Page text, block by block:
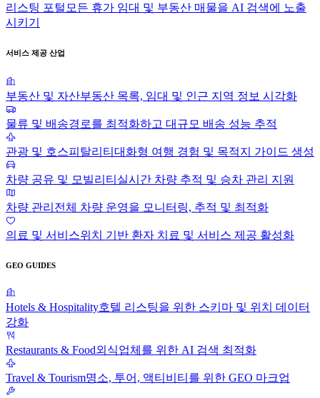
리스팅 포털 모든 휴가 임대 및 부동산 매물을 AI 검색에 노출
시키기
서비스 제공 산업
부동산 및 자산부동산 목록, 임대 및 인근 지역 정보 시각화
물류 및 배송경로를 최적화하고 대규모 배송 성능 추적
관광 및 호스피탈리티 대화형 여행 경험 및 목적지 가이드 생성
차량 공유 및 모빌리티 실시간 차량 추적 및 승차 관리 지원
차량 관리 전체 차량 운영을 모니터링, 추적 및 최적화
의료 및 서비스위치 기반 환자 치료 및 서비스 제공 활성화
GEO GUIDES
Hotels & Hospitality호텔 리스팅을 위한 스키마 및 위치 데이터
강화
Restaurants & Food외식업체를 위한 AI 검색 최적화
Travel & Tourism명소, 투어, 액티비티를 위한 GEO 마크업